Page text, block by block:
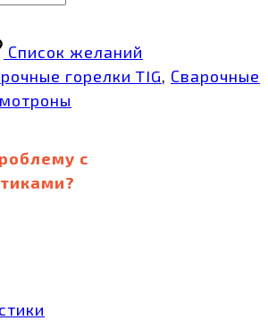
Список желаний
горелки TIG, Сварочные
с